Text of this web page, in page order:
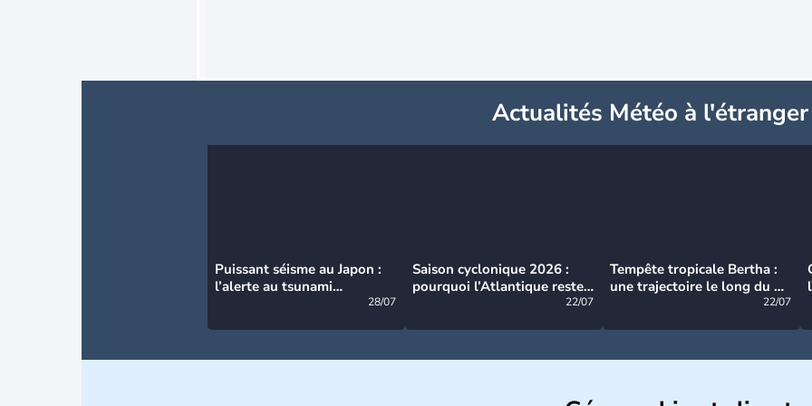
Actualités Météo à l'étranger
Puissant séisme au Japon :
l’alerte au tsunami
28/07
Saison cyclonique 2026 :
pourquoi l’Atlantique reste
22/07
Tempête tropicale Bertha :
une trajectoire le long du du
22/07